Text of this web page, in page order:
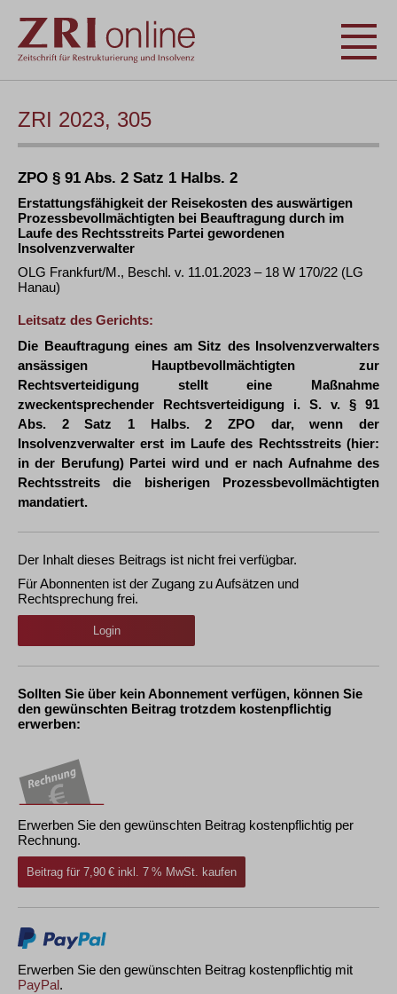
ZRI 2023, 305
ZPO § 91 Abs. 2 Satz 1 Halbs. 2
Erstattungsfähigkeit der Reisekosten des auswärtigen
Prozessbevollmächtigten bei Beauftragung durch im
Laufe des Rechtsstreits Partei gewordenen
Insolvenzverwalter
OLG Frankfurt/M., Beschl. v. 11.01.2023 – 18 W 170/22 (LG
Hanau)
Leitsatz des Gerichts:
Die Beauftragung eines am Sitz des Insolvenzverwalters
ansässigen Hauptbevollmächtigten zur
Rechtsverteidigung stellt eine Maßnahme
zweckentsprechender Rechtsverteidigung i. S. v. § 91
Abs. 2 Satz 1 Halbs. 2 ZPO dar, wenn der
Insolvenzverwalter erst im Laufe des Rechtsstreits (hier:
in der Berufung) Partei wird und er nach Aufnahme des
Rechtsstreits die bisherigen Prozessbevollmächtigten
mandatiert.
Der Inhalt dieses Beitrags ist nicht frei verfügbar.
Für Abonnenten ist der Zugang zu Aufsätzen und
Rechtsprechung frei.
Login
Sollten Sie über kein Abonnement verfügen, können Sie
den gewünschten Beitrag trotzdem kostenpflichtig
erwerben:
Erwerben Sie den gewünschten Beitrag kostenpflichtig per
Rechnung.
Beitrag für 7,90 € inkl. 7 % MwSt. kaufen
Erwerben Sie den gewünschten Beitrag kostenpflichtig mit
PayPal.